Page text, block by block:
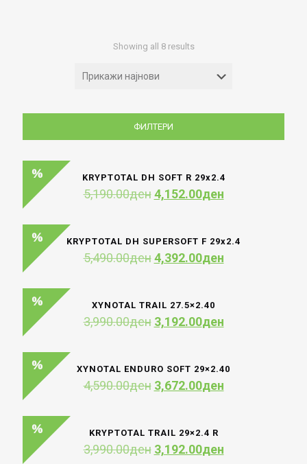
Showing all 8 resultsSorted
ФИЛТЕРИ
KRYPTOTAL DH SOFT R 29х2.4
5,190.00ден Original
4,152.00денCurrent
KRYPTOTAL DH SUPERSOFT F 29х2.4
5,490.00ден Original
4,392.00денCurrent
XYNOTAL TRAIL 27.5×2.40
3,990.00ден Original
3,192.00денCurrent
XYNOTAL ENDURO SOFT 29×2.40
4,590.00ден Original
3,672.00денCurrent
KRYPTOTAL TRAIL 29×2.4 R
3,990.00ден Original
3,192.00денCurrent